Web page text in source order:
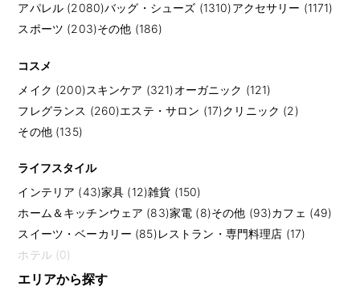
アパレル (2080)バッグ・シューズ (1310)アクセサリー (1171)
スポーツ (203)その他 (186)
コスメ
メイク (200)スキンケア (321)オーガニック (121)
フレグランス (260)エステ・サロン (17)クリニック (2)
その他 (135)
ライフスタイル
インテリア (43)家具 (12)雑貨 (150)
ホーム＆キッチンウェア (83)家電 (8)その他 (93)カフェ (49)
スイーツ・ベーカリー (85)レストラン・専門料理店 (17)
ホテル (0)
エリアから探す